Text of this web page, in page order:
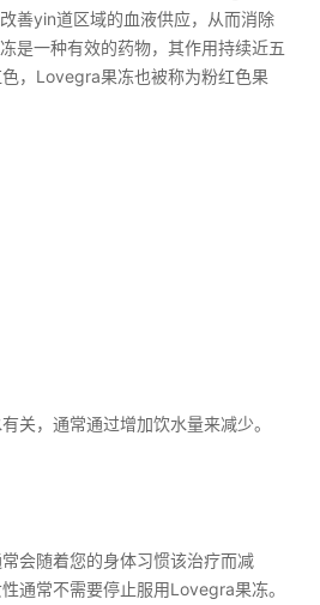
善yin道区域的血液供应，从而消除
是一种有效的药物，其作用持续近五
，Lovegra果冻也被称为粉红色果
关，通常通过增加饮水量来减少。
会随着您的身体习惯该治疗而减
通常不需要停止服用Lovegra果冻。